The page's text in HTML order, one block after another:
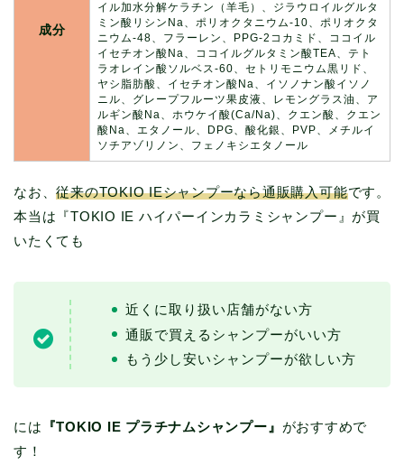
成分
イル加水分解ケラチン（羊毛）、ジラウロイルグルタ
ミン酸リシンNa、ポリオクタニウム-10、ポリオクタ
ニウム-48、フラーレン、PPG-2コカミド、ココイル
イセチオン酸Na、ココイルグルタミン酸TEA、テト
ラオレイン酸ソルベス-60、セトリモニウム黒リド、
ヤシ脂肪酸、イセチオン酸Na、イソノナン酸イソノ
ニル、グレープフルーツ果皮液、レモングラス油、ア
ルギン酸Na、ホウケイ酸(Ca/Na)、クエン酸、クエン
酸Na、エタノール、DPG、酸化銀、PVP、メチルイ
ソチアゾリノン、フェノキシエタノール
なお、従来のTOKIO IEシャンプーなら通販購入可能です。
本当は『TOKIO IE ハイパーインカラミシャンプー』が買
いたくても
近くに取り扱い店舗がない方
通販で買えるシャンプーがいい方
もう少し安いシャンプーが欲しい方
には 『TOKIO IE プラチナムシャンプー』 がおすすめで
す！